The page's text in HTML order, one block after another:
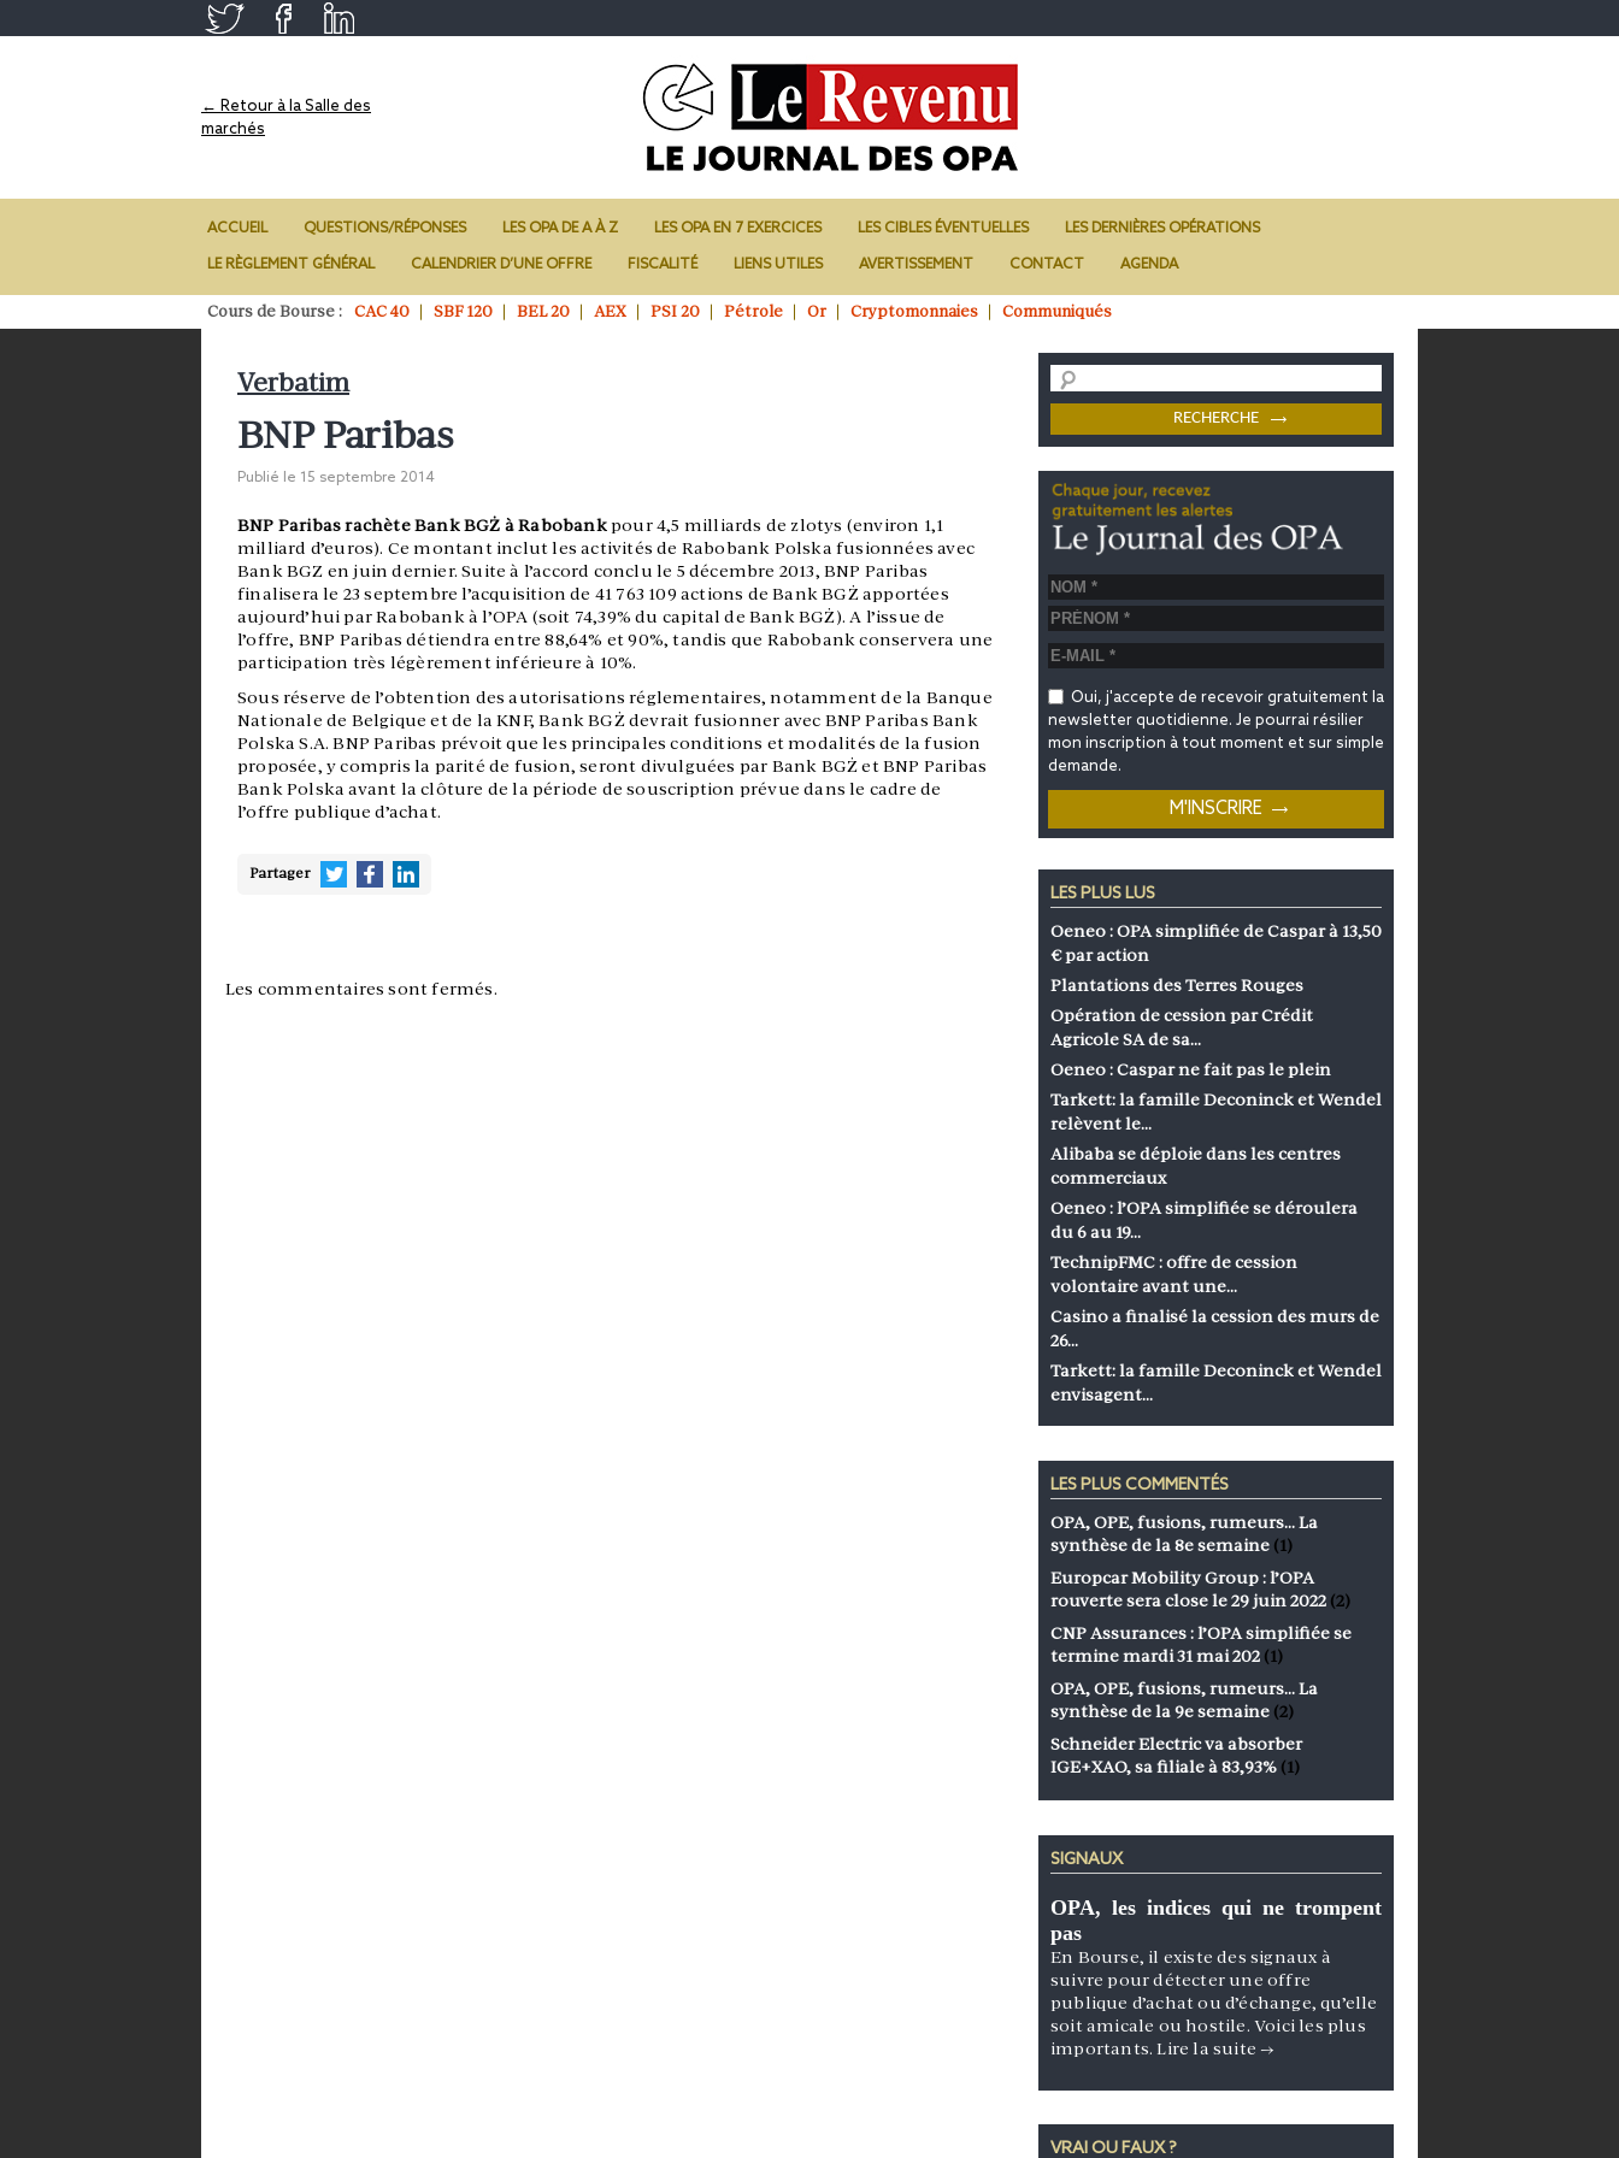
← Retour à la Salle des
marchés
ACCUEIL QUESTIONS/RÉPONSES LES OPA DE A À Z LES OPA EN 7 EXERCICES LES CIBLES ÉVENTUELLES LES DERNIÈRES OPÉRATIONS
LE RÈGLEMENT GÉNÉRAL CALENDRIER D’UNE OFFRE FISCALITÉ LIENS UTILES AVERTISSEMENT CONTACT AGENDA
Cours de Bourse : CAC 40 SBF 120 BEL 20 AEX PSI 20 Pétrole Or Cryptomonnaies Communiqués
Verbatim
BNP Paribas
Publié le 15 septembre 2014
BNP Paribas rachète Bank BGŻ à Rabobankpour 4,5 milliards de zlotys (environ 1,1
milliard d’euros). Ce montant inclut les activités de Rabobank Polska fusionnées avec
Bank BGZ en juin dernier. Suite à l’accord conclu le 5 décembre 2013, BNP Paribas
finalisera le 23 septembre l’acquisition de 41 763 109 actions de Bank BGŻ apportées
aujourd’hui par Rabobank à l’OPA (soit 74,39% du capital de Bank BGŻ). A l’issue de
l’offre, BNP Paribas détiendra entre 88,64% et 90%, tandis que Rabobank conservera une
participation très légèrement inférieure à 10%.
Sous réserve de l’obtention des autorisations réglementaires, notamment de la Banque
Nationale de Belgique et de la KNF, Bank BGŻ devrait fusionner avec BNP Paribas Bank
Polska S.A. BNP Paribas prévoit que les principales conditions et modalités de la fusion
proposée, y compris la parité de fusion, seront divulguées par Bank BGŻ et BNP Paribas
Bank Polska avant la clôture de la période de souscription prévue dans le cadre de
l’offre publique d’achat.
Partager
Les commentaires sont fermés.
Oui, j'accepte de recevoir gratuitement la
newsletter quotidienne. Je pourrai résilier
mon inscription à tout moment et sur simple
demande.
LES PLUS LUS
Oeneo : OPA simplifiée de Caspar à 13,50
€ par action
Plantations des Terres Rouges
Opération de cession par Crédit
Agricole SA de sa…
Oeneo : Caspar ne fait pas le plein
Tarkett: la famille Deconinck et Wendel
relèvent le…
Alibaba se déploie dans les centres
commerciaux
Oeneo : l’OPA simplifiée se déroulera
du 6 au 19…
TechnipFMC : offre de cession
volontaire avant une…
Casino a finalisé la cession des murs de
26…
Tarkett: la famille Deconinck et Wendel
envisagent…
LES PLUS COMMENTÉS
OPA, OPE, fusions, rumeurs… La
synthèse de la 8e semaine (1)
Europcar Mobility Group : l’OPA
rouverte sera close le 29 juin 2022 (2)
CNP Assurances : l’OPA simplifiée se
termine mardi 31 mai 202 (1)
OPA, OPE, fusions, rumeurs… La
synthèse de la 9e semaine (2)
Schneider Electric va absorber
IGE+XAO, sa filiale à 83,93% (1)
SIGNAUX
OPA, les indices qui ne trompent
pas
En Bourse, il existe des signaux à
suivre pour détecter une offre
publique d’achat ou d’échange, qu’elle
soit amicale ou hostile. Voici les plus
importants.Lire la suite →
VRAI OU FAUX ?